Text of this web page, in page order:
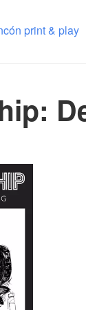
print & play